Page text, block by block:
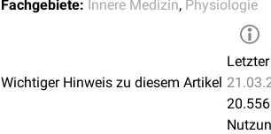
Fachgebiete: Innere Medizin, Physiologie
Wichtiger Hinweis zu diesem Artikel